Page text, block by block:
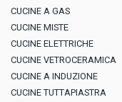
CUCINE A GAS
CUCINE MISTE
CUCINE ELETTRICHE
CUCINE VETROCERAMICA
CUCINE A INDUZIONE
CUCINE TUTTAPIASTRA